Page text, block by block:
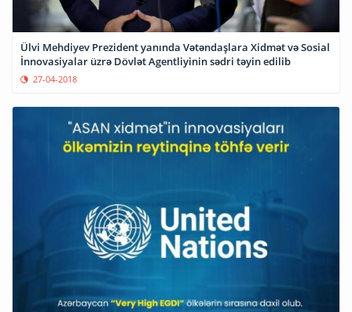
Ülvi Mehdiyev Prezident yanında Vətəndaşlara Xidmət və Sosial
İnnovasiyalar üzrə Dövlət Agentliyinin sədri təyin edilib
27-04-2018